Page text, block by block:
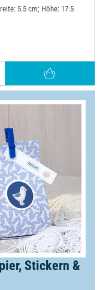
5.5 cm; Höhe: 17.5
Stickern &